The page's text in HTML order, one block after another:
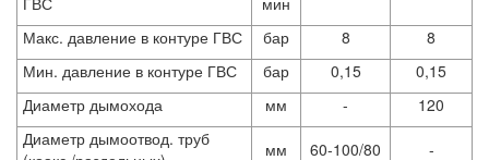
Макс. давление в контуре ГВС бар 8
8
Мин. давление в контуре ГВС
бар 0,15
0,15
Диаметр дымохода
мм -
120
Диаметр дымоотвод. труб
мм 60-100/80 -